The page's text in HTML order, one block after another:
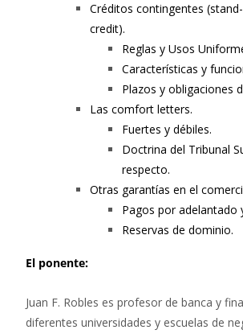
Créditos contingentes
credit).
Reglas y Usos
Características y
Plazos y obligaciones
Las comfort letters.
Fuertes y débiles.
Doctrina del Tribunal
respecto.
Otras garantías en el
Pagos por adelantado
Reservas de dominio.
El ponente:
Juan F. Robles es profesor de banca y
diferentes universidades y escuelas de